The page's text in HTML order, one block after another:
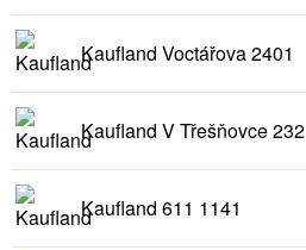
Kaufland Voctářova 2401
Kaufland V Třešňovce 232
Kaufland 611 1141